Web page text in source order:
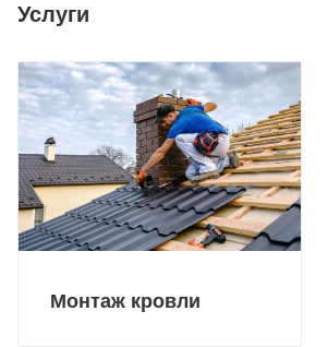
Услуги
Монтаж кровли